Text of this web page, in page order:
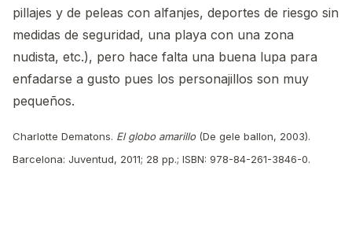
pillajes y de peleas con alfanjes, deportes de riesgo sin
medidas de seguridad, una playa con una zona
nudista, etc.), pero hace falta una buena lupa para
enfadarse a gusto pues los personajillos son muy
pequeños.
Charlotte Dematons. El globo amarillo(De gele ballon, 2003).
Barcelona: Juventud, 2011; 28 pp.; ISBN: 978-84-261-3846-0.